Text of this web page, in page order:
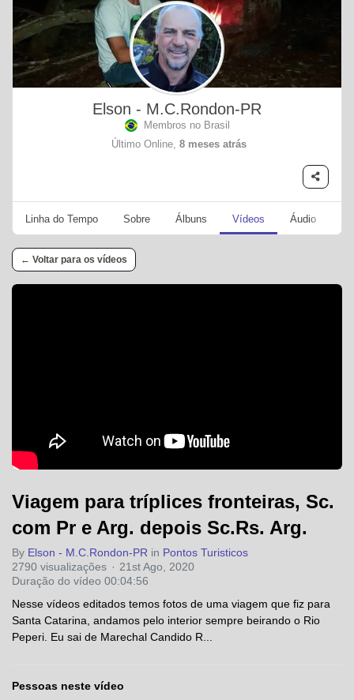
Elson - M.C.Rondon-PR
Membros no Brasil
Último Online, 8 meses atrás
Linha do Tempo Sobre Álbuns Vídeos Áudio
← Voltar para os vídeos
Viagem para tríplices fronteiras, Sc.
com Pr e Arg. depois Sc.Rs. Arg.
By Elson - M.C.Rondon-PR in Pontos Turisticos
2790 visualizações
21st Ago, 2020
Duração do vídeo 00:04:56
Nesse vídeos editados temos fotos de uma viagem que fiz para
Santa Catarina, andamos pelo interior sempre beirando o Rio
Peperi. Eu sai de Marechal Candido R...
Pessoas neste vídeo